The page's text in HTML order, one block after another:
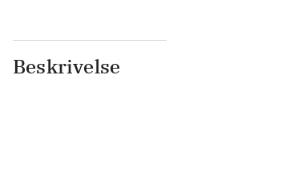
Beskrivelse